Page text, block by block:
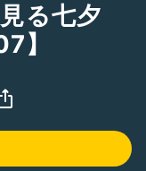
る七夕
】